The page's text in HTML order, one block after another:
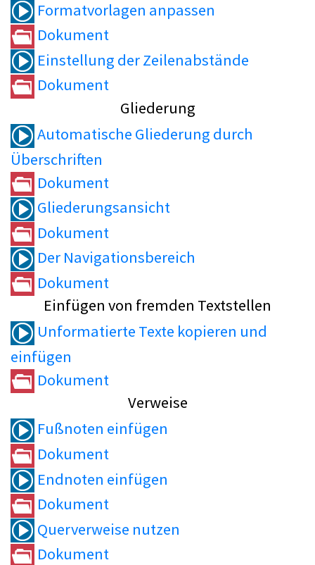
Formatvorlagen anpassen
Dokument
Einstellung der Zeilenabstände
Dokument
Gliederung
Automatische Gliederung durch
Überschriften
Dokument
Gliederungsansicht
Dokument
Der Navigationsbereich
Dokument
Einfügen von fremden Textstellen
Unformatierte Texte kopieren und
einfügen
Dokument
Verweise
Fußnoten einfügen
Dokument
Endnoten einfügen
Dokument
Querverweise nutzen
Dokument